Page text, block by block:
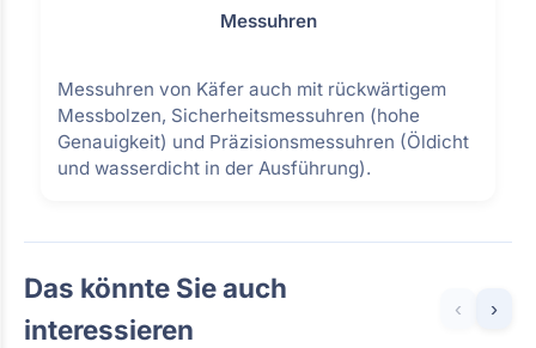
Messuhren
Messuhren von Käfer auch mit rückwärtigem
Messbolzen, Sicherheitsmessuhren (hohe
Genauigkeit) und Präzisionsmessuhren (Öldicht
und wasserdicht in der Ausführung).
Das könnte Sie auch
interessieren
‹ ›